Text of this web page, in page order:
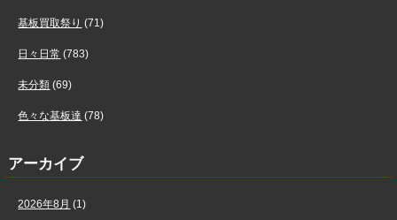
基板買取祭り (71)
日々日常 (783)
未分類 (69)
色々な基板達 (78)
アーカイブ
2026年8月 (1)